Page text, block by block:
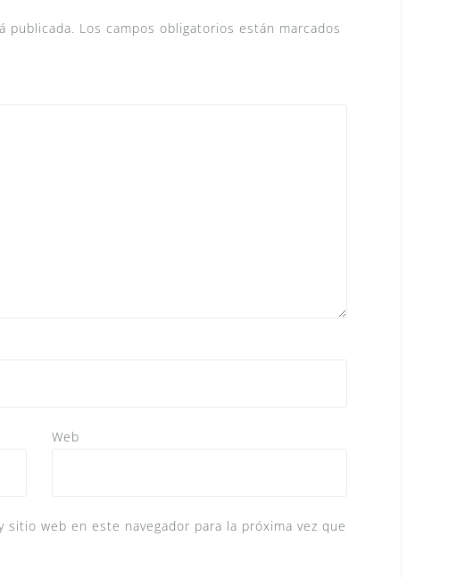
publicada. Los campos obligatorios están marcados
Web
web en este navegador para la próxima vez que